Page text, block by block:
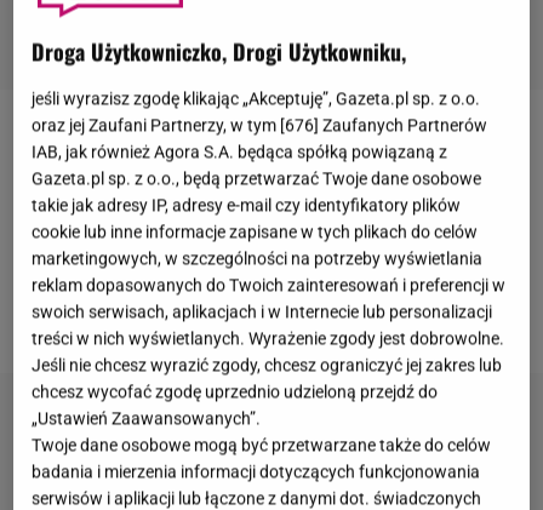
Ewa Farnajest piosenkarką popularną nie tylko w
Polsce, ale też i w Czechach. Wokalistka pochodzi z
polskiej rodziny mieszkającej na Zaolziu. W domu
rodzinnym mówiła gwarą cieszyńską, śpiewa w
dwóchjęzykach, a nawet itrzech-cover "I will
always love you" wyszedł jej znakomicie!
Droga Użytkowniczko, Drogi Użytkowniku,
jeśli wyrazisz zgodę klikając „Akceptuję”, Gazeta.pl sp. z o.o.
oraz jej Zaufani Partnerzy, w tym [676] Zaufanych Partnerów
IAB, jak również Agora S.A. będąca spółką powiązaną z
Gazeta.pl sp. z o.o., będą przetwarzać Twoje dane osobowe
takie jak adresy IP, adresy e-mail czy identyfikatory plików
cookie lub inne informacje zapisane w tych plikach do celów
marketingowych, w szczególności na potrzeby wyświetlania
reklam dopasowanych do Twoich zainteresowań i preferencji w
swoich serwisach, aplikacjach i w Internecie lub personalizacji
treści w nich wyświetlanych. Wyrażenie zgody jest dobrowolne.
Jeśli nie chcesz wyrazić zgody, chcesz ograniczyć jej zakres lub
chcesz wycofać zgodę uprzednio udzieloną przejdź do
„Ustawień Zaawansowanych”.
Twoje dane osobowe mogą być przetwarzane także do celów
badania i mierzenia informacji dotyczących funkcjonowania
serwisów i aplikacji lub łączone z danymi dot. świadczonych